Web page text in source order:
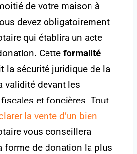
de votre maison à
devez obligatoirement
qui établira un acte
Cette formalité
la sécurité juridique de la
validité devant les
et foncières. Tout
la vente d’un bien
vous conseillera
forme de donation la plus